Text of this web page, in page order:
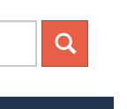
Canais